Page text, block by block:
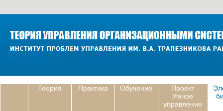
Теория Практика Обучение
Проект
Умное
управление